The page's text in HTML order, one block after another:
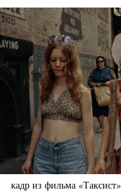
кадр из фильма «Таксист»